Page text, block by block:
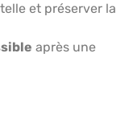
et préserver la
après une